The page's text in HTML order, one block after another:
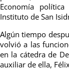
Economía
Instituto de San
Algún tiempo
volvió a las
en la cátedra de
auxiliar de ella,